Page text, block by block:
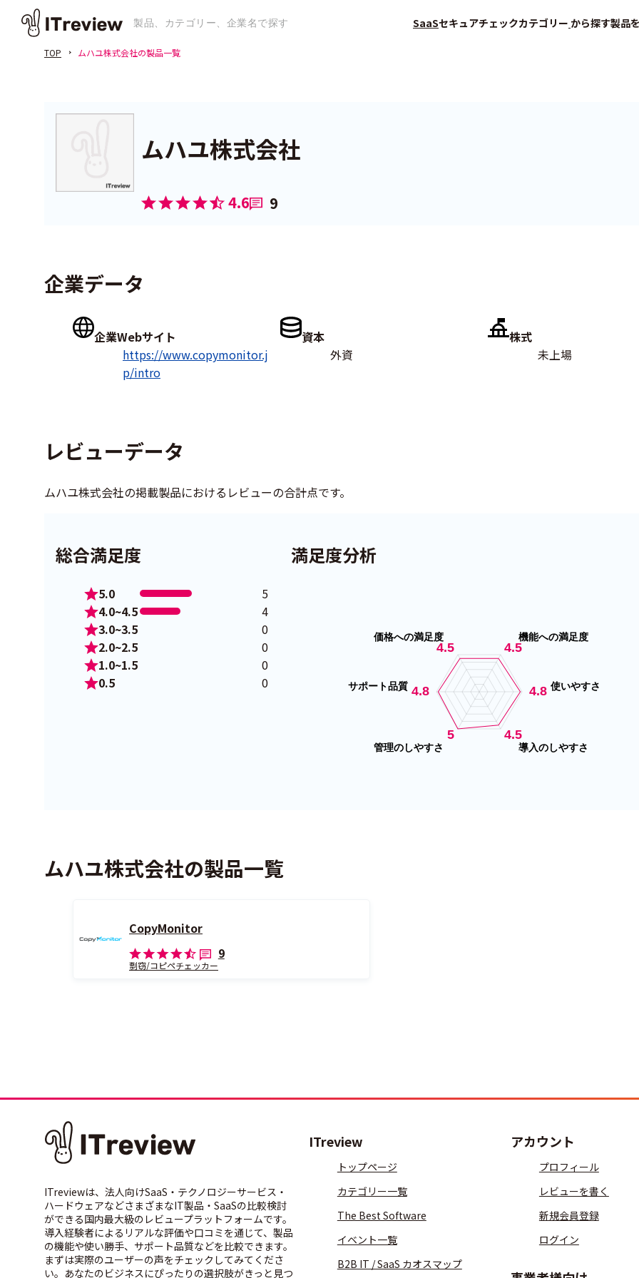
SaaSセキュアチェックカテゴリー から探す製品を
TOP ムハユ株式会社の製品一覧
ムハユ株式会社
4.6 9
企業データ
企業Webサイト
https://www.copymonitor.j
p/intro
資本
外資
株式
未上場
レビューデータ
ムハユ株式会社の掲載製品におけるレビューの合計点です。
総合満足度
5.0
5
4.0~4.5
4
3.0~3.5
0
2.0~2.5
0
1.0~1.5
0
0.5
0
満足度分析
ムハユ株式会社の製品一覧
CopyMonitor
9
剽窃/コピペチェッカー
ITreviewは、法人向けSaaS・テクノロジーサービス・
ハードウェアなどさまざまなIT製品・SaaSの比較検討
ができる国内最大級のレビュープラットフォームです。
導入経験者によるリアルな評価や口コミを通じて、製品
の機能や使い勝手、サポート品質などを比較できます。
まずは実際のユーザーの声をチェックしてみてくださ
い。あなたのビジネスにぴったりの選択肢がきっと見つ
ITreview
トップページ
カテゴリー一覧
The Best Software
イベント一覧
B2B IT / SaaS カオスマップ
アカウント
プロフィール
レビューを書く
新規会員登録
ログイン